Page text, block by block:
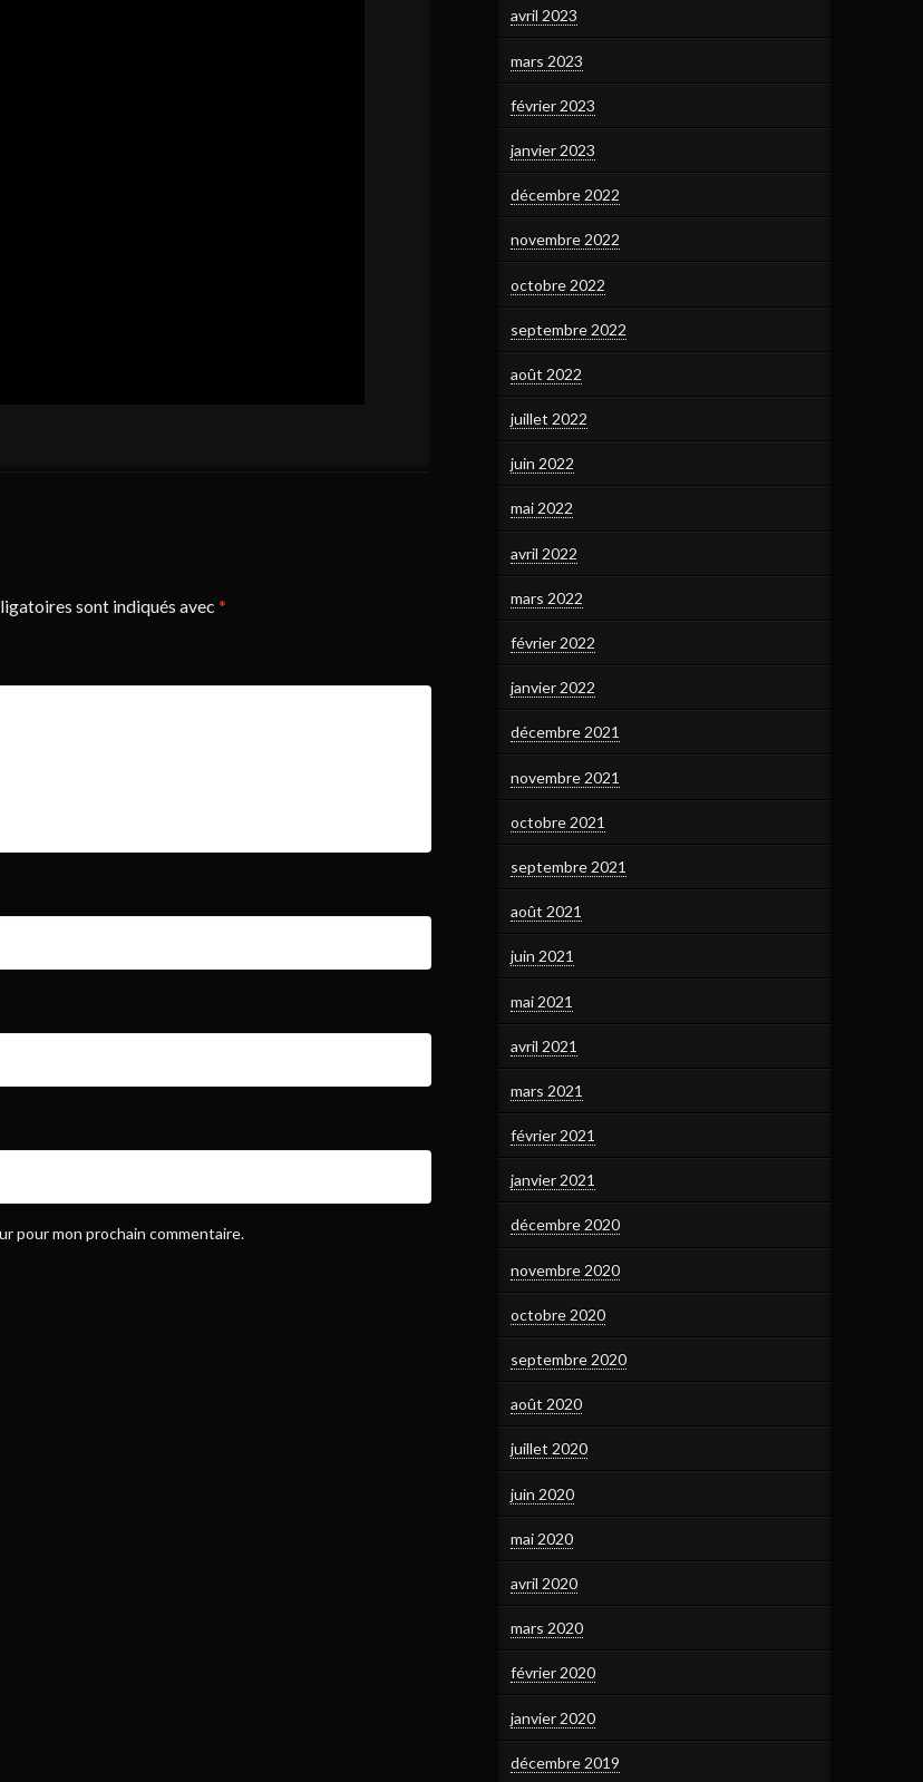
sont indiqués avec *
pour mon prochain commentaire.
avril 2023
mars 2023
février 2023
janvier 2023
décembre 2022
novembre 2022
octobre 2022
septembre 2022
août 2022
juillet 2022
juin 2022
mai 2022
avril 2022
mars 2022
février 2022
janvier 2022
décembre 2021
novembre 2021
octobre 2021
septembre 2021
août 2021
juin 2021
mai 2021
avril 2021
mars 2021
février 2021
janvier 2021
décembre 2020
novembre 2020
octobre 2020
septembre 2020
août 2020
juillet 2020
juin 2020
mai 2020
avril 2020
mars 2020
février 2020
janvier 2020
décembre 2019